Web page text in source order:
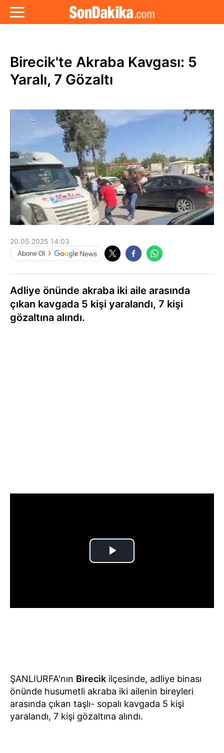
Birecik'te Akraba Kavgası: 5
Yaralı, 7 Gözaltı
20.05.2025 14:03
Adliye önünde akraba iki aile arasında
çıkan kavgada 5 kişi yaralandı, 7 kişi
gözaltına alındı.
ŞANLIURFA'nın Birecik ilçesinde, adliye binası
önünde husumetli akraba iki ailenin bireyleri
arasında çıkan taşlı- sopalı kavgada 5 kişi
yaralandı, 7 kişi gözaltına alındı.